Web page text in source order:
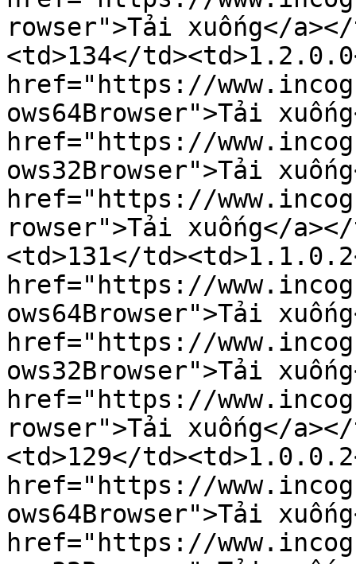
rowser">Tải xuống</
<td>134</
href="https://
ows64Browser">Tải
href="https://
ows32Browser">Tải
href="https://
rowser">Tải xuống</
<td>131</
href="https://
ows64Browser">Tải
href="https://
ows32Browser">Tải
href="https://
rowser">Tải xuống</
<td>129</
href="https://
ows64Browser">Tải
href="https://